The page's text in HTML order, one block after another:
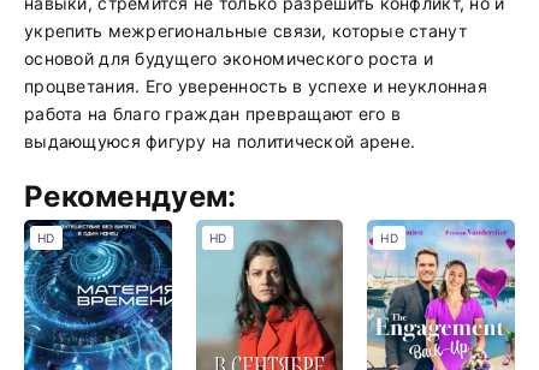
укрепить межрегиональные связи, которые станут
основой для будущего экономического роста и
процветания. Его уверенность в успехе и неуклонная
работа на благо граждан превращают его в
выдающуюся фигуру на политической арене.
Рекомендуем:
HD HD HD